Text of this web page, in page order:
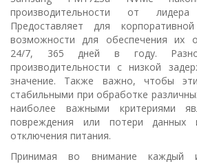
производительности от
Предоставляет для
возможности для обеспечения их
24/7, 365 дней в году.
производительности с низкой
значение. Также важно, чтобы
стабильными при обработке
наиболее важными критериями
повреждения или потери данных
отключения питания.
Принимая во внимание каждый